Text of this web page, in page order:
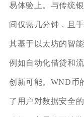
易体验上。与传统
间仅需几分钟，且
其基于以太坊的智
例如自动化借贷和
创新可能。WND币
了用户对数据安全